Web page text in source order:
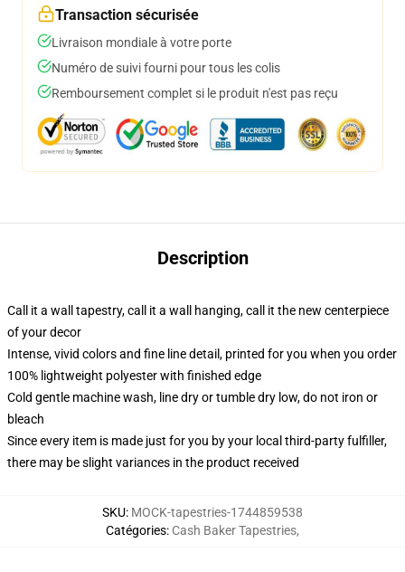
Transaction sécurisée
Livraison mondiale à votre porte
Numéro de suivi fourni pour tous les colis
Remboursement complet si le produit n'est pas reçu
Description
Call it a wall tapestry, call it a wall hanging, call it the new centerpiece
of your decor
Intense, vivid colors and fine line detail, printed for you when you order
100% lightweight polyester with finished edge
Cold gentle machine wash, line dry or tumble dry low, do not iron or
bleach
Since every item is made just for you by your local third-party fulfiller,
there may be slight variances in the product received
SKU: MOCK-tapestries-1744859538
Catégories: Cash Baker Tapestries,